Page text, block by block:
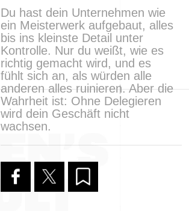
Du hast dein Unternehmen wie
ein Meisterwerk aufgebaut, alles
bis ins kleinste Detail unter
Kontrolle. Nur du weißt, wie es
richtig gemacht wird, und es
fühlt sich an, als würden alle
anderen alles ruinieren. Aber die
Wahrheit ist: Ohne Delegieren
wird dein Geschäft nicht
wachsen.